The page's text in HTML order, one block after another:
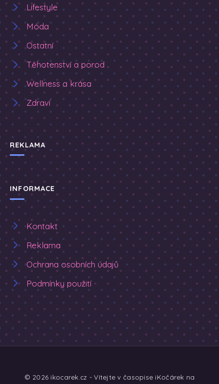
Lifestyle
Móda
Ostatní
Těhotenství a porod
Wellness a krása
Zdraví
REKLAMA
INFORMACE
Kontakt
Reklama
Ochrana osobních údajů
Podmínky použití
© 2026 ikocarek.cz - Vítejte v časopise iKočárek na